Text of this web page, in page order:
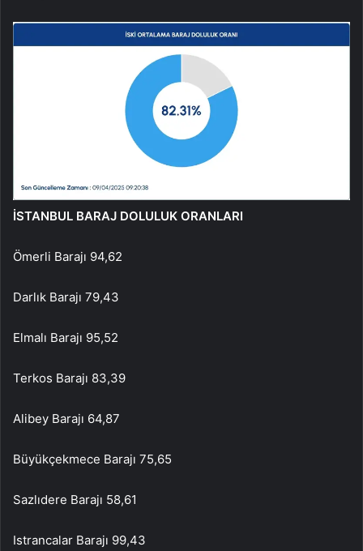
İSTANBUL BARAJ DOLULUK ORANLARI
Ömerli Barajı 94,62
Darlık Barajı 79,43
Elmalı Barajı 95,52
Terkos Barajı 83,39
Alibey Barajı 64,87
Büyükçekmece Barajı 75,65
Sazlıdere Barajı 58,61
Istrancalar Barajı 99,43